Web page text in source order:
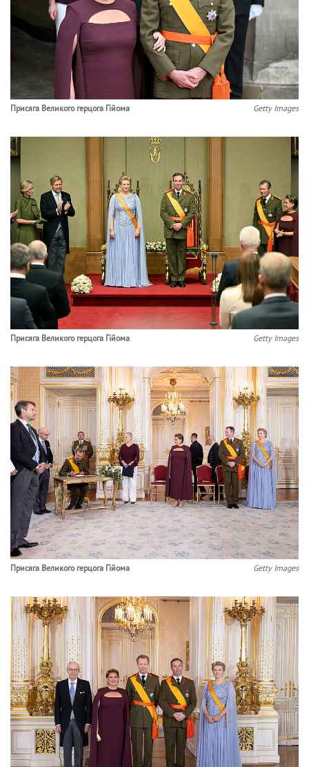
Присяга Великого герцога Гійома Getty Images
Присяга Великого герцога Гійома Getty Images
Присяга Великого герцога Гійома Getty Images